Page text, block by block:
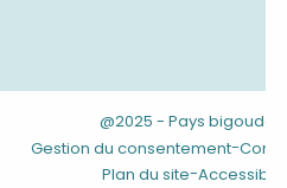
@2025 - Pays bigouden
Gestion du consentement-
Plan du site-